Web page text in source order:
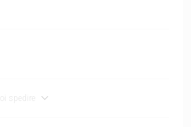
spedire